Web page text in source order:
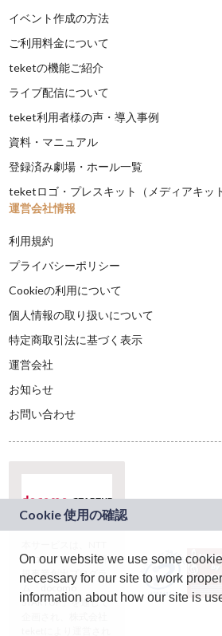
イベント作成の方法
ご利用料金について
teketの機能ご紹介
ライブ配信について
teket利用者様の声・導入事例
資料・マニュアル
登録済み劇場・ホール一覧
teketロゴ・プレスキット（メディアキット
運営会社情報
利用規約
プライバシーポリシー
Cookieの利用について
個人情報の取り扱いについて
特定商取引法に基づく表示
運営会社
お知らせ
お問い合わせ
ドコモグループの新
規事業創出プログラ
ム「docomo
STARTUP」を通じて
On our website we use some
necessary for our site to work
information about how our site is